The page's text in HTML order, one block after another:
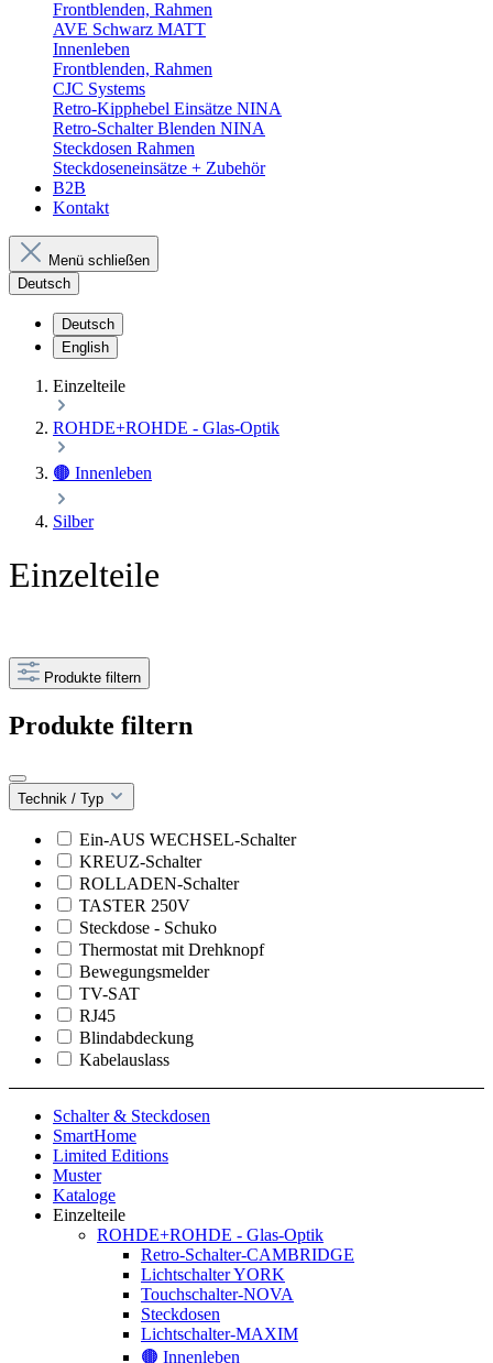
Frontblenden, Rahmen
AVE Schwarz MATT
Innenleben
Frontblenden, Rahmen
CJC Systems
Retro-Kipphebel Einsätze NINA
Retro-Schalter Blenden NINA
Steckdosen Rahmen
Steckdoseneinsätze + Zubehör
B2B
Kontakt
Menü schließen
Deutsch
Deutsch
English
Einzelteile
ROHDE+ROHDE - Glas-Optik
🟤 Innenleben
Silber
Einzelteile
Produkte filtern
Produkte filtern
Technik / Typ
Ein-AUS WECHSEL-Schalter
KREUZ-Schalter
ROLLADEN-Schalter
TASTER 250V
Steckdose - Schuko
Thermostat mit Drehknopf
Bewegungsmelder
TV-SAT
RJ45
Blindabdeckung
Kabelauslass
Schalter & Steckdosen
SmartHome
Limited Editions
Muster
Kataloge
Einzelteile
ROHDE+ROHDE - Glas-Optik
Retro-Schalter-CAMBRIDGE
Lichtschalter YORK
Touchschalter-NOVA
Steckdosen
Lichtschalter-MAXIM
🟤 Innenleben